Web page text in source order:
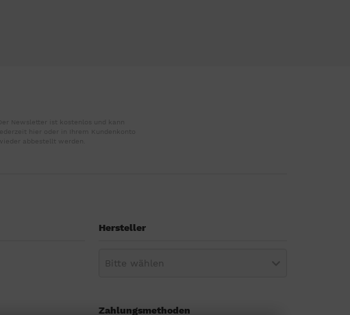
Der Newsletter ist kostenlos und kann
jederzeit hier oder in Ihrem Kundenkonto
wieder abbestellt werden.
Hersteller
Bitte wählen
Zahlungsmethoden